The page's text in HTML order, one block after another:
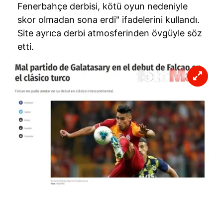
Fenerbahçe derbisi, kötü oyun nedeniyle
skor olmadan sona erdi" ifadelerini kullandı.
Site ayrıca derbi atmosferinden övgüyle söz
etti.